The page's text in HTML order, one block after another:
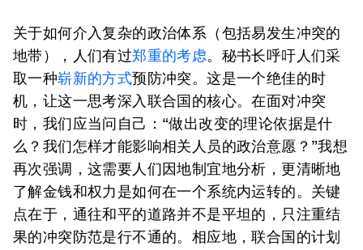
关于如何介入复杂的政治体系（包括易发生冲突的
地带），人们有过郑重的考虑。秘书长呼吁人们采
取一种崭新的方式预防冲突。这是一个绝佳的时
机，让这一思考深入联合国的核心。在面对冲突
时，我们应当问自己：“做出改变的理论依据是什
么？我们怎样才能影响相关人员的政治意愿？”我想
再次强调，这需要人们因地制宜地分析，更清晰地
了解金钱和权力是如何在一个系统内运转的。关键
点在于，通往和平的道路并不是平坦的，只注重结
果的冲突防范是行不通的。相应地，联合国的计划